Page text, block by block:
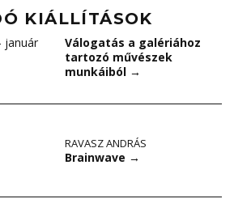
KIÁLLÍTÁSOK
január
Válogatás a galériához
tartozó művészek
munkáiból →
RAVASZ ANDRÁS
Brainwave →